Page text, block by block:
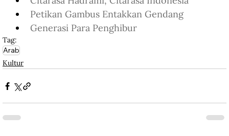
Petikan Gambus Entakkan Gendang
Generasi Para Penghibur
Tag:
Arab
Kultur